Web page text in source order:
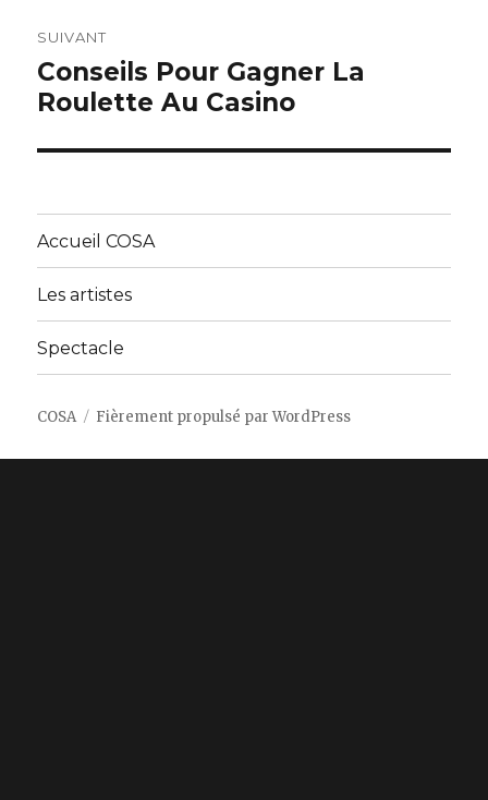
SUIVANT
Article
suivant :
Conseils Pour Gagner La
Roulette Au Casino
Accueil COSA
Les artistes
Spectacle
COSA Fièrement propulsé par WordPress